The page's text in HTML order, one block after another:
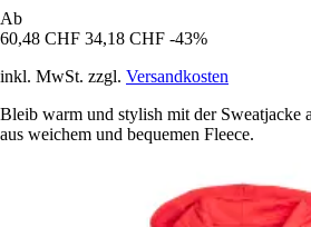
Ab
60,48 CHF 34,18 CHF -43%
inkl. MwSt. zzgl. Versandkosten
Bleib warm und stylish mit der Sweatjacke
aus weichem und bequemen Fleece.